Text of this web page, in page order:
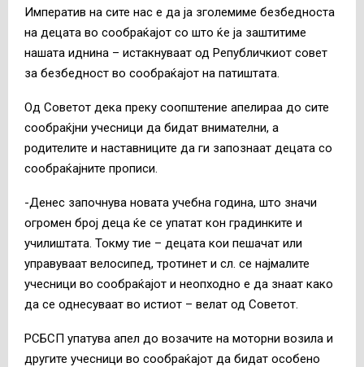
Императив на сите нас е да ја зголемиме безбедноста
на децата во сообраќајот со што ќе ја заштитиме
нашата иднина – истакнуваат од Републичкиот совет
за безбедност во сообраќајот на патиштата.
Од Советот дека преку соопштение апелираа до сите
сообраќјни учесници да бидат внимателни, а
родителите и наставниците да ги запознаат децата со
сообраќајните прописи.
-Денес започнува новата учебна година, што значи
огромен број деца ќе се упатат кон градинките и
училиштата. Токму тие – децата кои пешачат или
управуваат велосипед, тротинет и сл. се најмалите
учесници во сообраќајот и неопходно е да знаат како
да сe однесуваат во истиот – велат од Советот.
РСБСП упатува апел до возачите на моторни возила и
другите учесници во сообраќајот да бидат особено